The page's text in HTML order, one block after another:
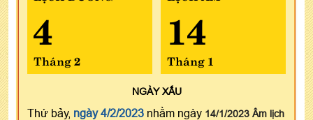
4
Tháng 2
14
Tháng 1
NGÀYXẤU
Thứ bảy, ngày 4/2/2023 nhằm ngày 14/1/2023 Âm lịch